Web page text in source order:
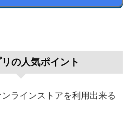
の人気ポイント
ンラインストアを利用出来る